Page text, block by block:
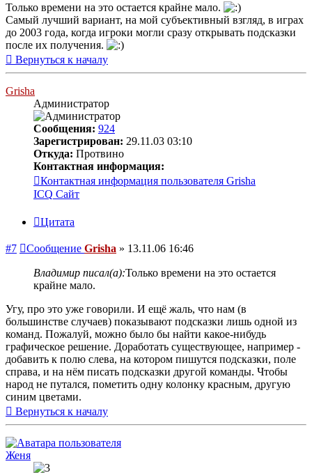
Только времени на это остается крайне мало.
Самый лучший вариант, на мой субъективный взгляд, в играх
до 2003 года, когда игроки могли сразу открывать подсказки
после их получения.
Вернуться к началу
Grisha
Администратор
Сообщения: 924
Зарегистрирован: 29.11.03 03:10
Откуда: Протвино
Контактная информация:
Контактная информация пользователя Grisha
ICQ Сайт
Цитата
#7 Сообщение Grisha » 13.11.06 16:46
Владимир писал(а):Только времени на это остается
крайне мало.
Угу, про это уже говорили. И ещё жаль, что нам (в
большинстве случаев) показывают подсказки лишь одной из
команд. Пожалуй, можно было бы найти какое-нибудь
графическое решение. Доработать существующее, например -
добавить к полю слева, на котором пишутся подсказки, поле
справа, и на нём писать подсказки другой команды. Чтобы
народ не путался, пометить одну колонку красным, другую
синим цветами.
Вернуться к началу
Женя